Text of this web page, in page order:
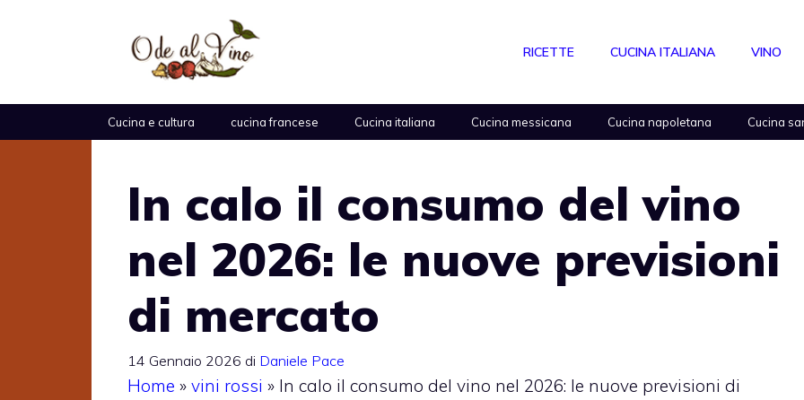
RICETTE CUCINA ITALIANA VINO
Cucina e cultura cucina francese Cucina italiana Cucina messicana Cucina napoletana Cucina
In calo il consumo del vino
nel 2026: le nuove previsioni
di mercato
14 Gennaio 2026 di Daniele Pace
Home » vini rossi » In calo il consumo del vino nel 2026: le nuove previsioni di